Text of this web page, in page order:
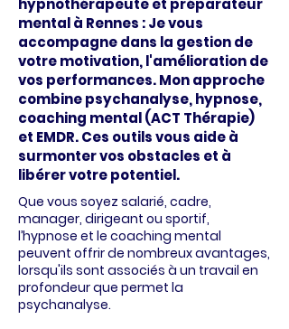
hypnothérapeute et préparateur
mental à Rennes : Je vous
accompagne dans la gestion de
votre motivation, l'amélioration de
vos performances. Mon approche
combine psychanalyse, hypnose,
coaching mental (ACT Thérapie)
et EMDR. Ces outils vous aide à
surmonter vos obstacles et à
libérer votre potentiel.
Que vous soyez salarié, cadre,
manager, dirigeant ou sportif,
l’hypnose et le coaching mental
peuvent offrir de nombreux avantages,
lorsqu'ils sont associés à un travail en
profondeur que permet la
psychanalyse.